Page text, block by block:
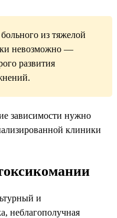
из тяжелой
невозможно —
развития
зависимости нужно
клиники
и
неблагополучная